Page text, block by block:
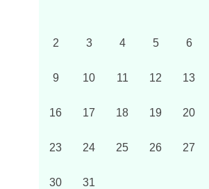
2 3 4 5 6
9 10 11 12 13
16 17 18 19 20
23 24 25 26 27
30 31